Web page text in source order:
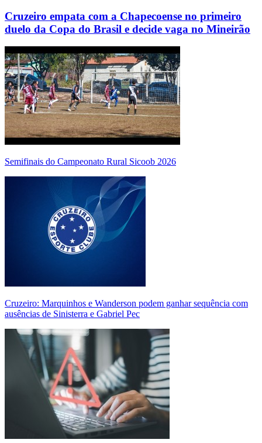
Cruzeiro empata com a Chapecoense no primeiro
duelo da Copa do Brasil e decide vaga no Mineirão
Semifinais do Campeonato Rural Sicoob 2026
Cruzeiro: Marquinhos e Wanderson podem ganhar sequência com
ausências de Sinisterra e Gabriel Pec